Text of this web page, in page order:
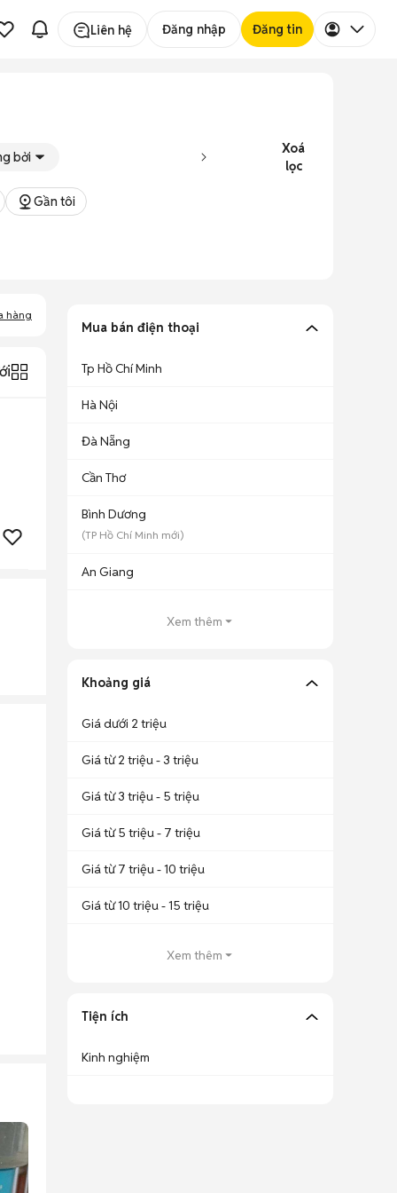
Liên hệ Đăng nhập Đăng tin
bởi
Xoá
lọc
Gần tôi
hàng
Mua bán điện thoại
Tp Hồ Chí Minh
Hà Nội
Đà Nẵng
Cần Thơ
Bình Dương
(TP Hồ Chí Minh mới)
An Giang
Xem thêm
Khoảng giá
Giá dưới 2 triệu
Giá từ 2 triệu - 3 triệu
Giá từ 3 triệu - 5 triệu
Giá từ 5 triệu - 7 triệu
Giá từ 7 triệu - 10 triệu
Giá từ 10 triệu - 15 triệu
Xem thêm
Tiện ích
Kinh nghiệm